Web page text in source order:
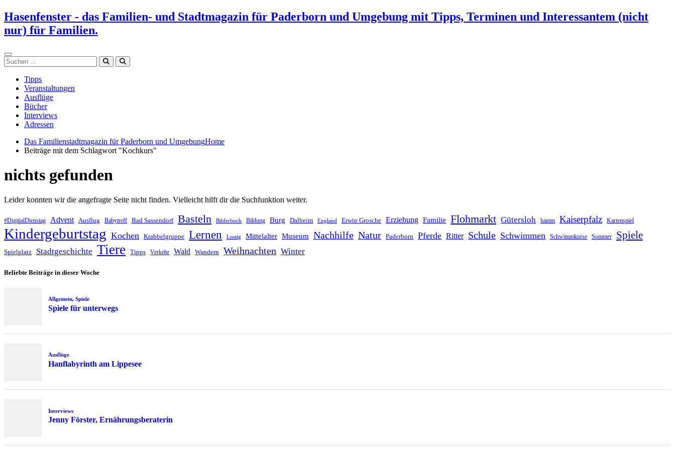
Zum
Inhalt
springen
Hasenfenster - das Familien- und Stadtmagazin für Paderborn und Umgebung mit Tipps, Terminen und Interessantem (nicht
nur) für Familien.
Suchen
Tipps
Veranstaltungen
Ausflüge
Bücher
Interviews
Adressen
Das Familienstadtmagazin für Paderborn und UmgebungHome
Beiträge mit dem Schlagwort "Kochkurs"
nichts gefunden
Leider konnten wir die angefragte Seite nicht finden. Vielleicht hilft dir die Suchfunktion weiter.
#DigitialDienstag Advent Ausflug Babytreff Bad Sassendorf Basteln Bilderbuch Bildung Burg Dalheim England Erwin Grosche Erziehung Familie Flohmarkt Gütersloh hamm Kaiserpfalz Kartenspiel
Kindergeburtstag Kochen Krabbelgruppe Lernen Lustig Mittelalter Museum Nachhilfe Natur Paderborn Pferde Ritter Schule Schwimmen Schwimmkurse Sommer Spiele
Spielplatz Stadtgeschichte Tiere Tipps Verkehr Wald Wandern Weihnachten Winter
Beliebte Beiträge in dieser Woche
Allgemein, Spiele
Spiele für unterwegs
Ausflüge
Hanflabyrinth am Lippesee
Interviews
Jenny Förster, Ernährungsberaterin